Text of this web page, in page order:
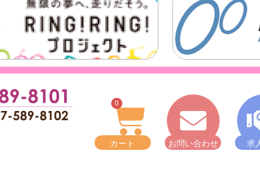
0
カート お問い合わせ 求